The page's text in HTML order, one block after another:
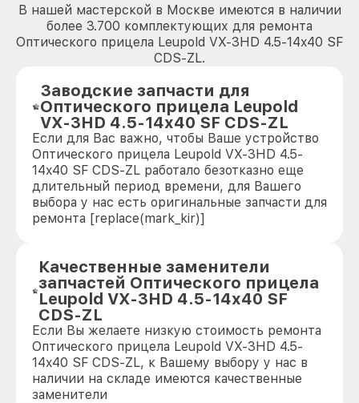
В нашей мастерской в Москве имеются в наличии
более 3.700 комплектующих для ремонта
Оптического прицела Leupold VX-3HD 4.5-14x40 SF
CDS-ZL.
Заводские запчасти для
Оптического прицела Leupold
VX-3HD 4.5-14x40 SF CDS-ZL
Если для Вас важно, чтобы Ваше устройство
Оптического прицела Leupold VX-3HD 4.5-
14x40 SF CDS-ZL работало безотказно еще
длительный период времени, для Вашего
выбора у нас есть оригинальные запчасти для
ремонта [replace(mark_kir)]
Качественные заменители
запчастей Оптического прицела
Leupold VX-3HD 4.5-14x40 SF
CDS-ZL
Если Вы желаете низкую стоимость ремонта
Оптического прицела Leupold VX-3HD 4.5-
14x40 SF CDS-ZL, к Вашему выбору у нас в
наличии на складе имеются качественные
заменители